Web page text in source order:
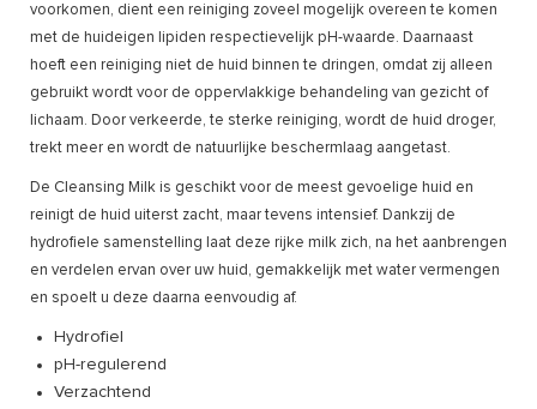
voorkomen, dient een reiniging zoveel mogelijk overeen te komen
met de huideigen lipiden respectievelijk pH-waarde. Daarnaast
hoeft een reiniging niet de huid binnen te dringen, omdat zij alleen
gebruikt wordt voor de oppervlakkige behandeling van gezicht of
lichaam. Door verkeerde, te sterke reiniging, wordt de huid droger,
trekt meer en wordt de natuurlijke beschermlaag aangetast.
De Cleansing Milk is geschikt voor de meest gevoelige huid en
reinigt de huid uiterst zacht, maar tevens intensief. Dankzij de
hydrofiele samenstelling laat deze rijke milk zich, na het aanbrengen
en verdelen ervan over uw huid, gemakkelijk met water vermengen
en spoelt u deze daarna eenvoudig af.
Hydrofiel
pH-regulerend
Verzachtend